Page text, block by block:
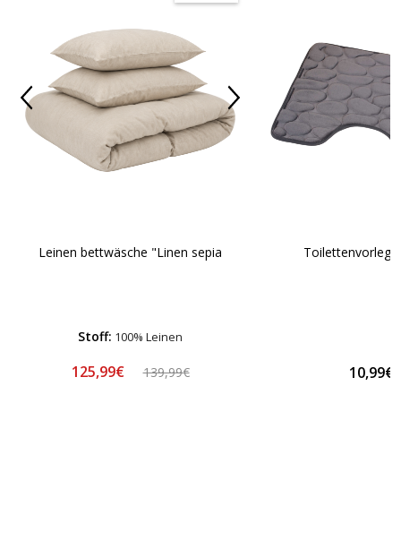
Leinen bettwäsche "Linen sepia
Stoff: 100% Leinen
125,99€ 139,99€ 10,99€